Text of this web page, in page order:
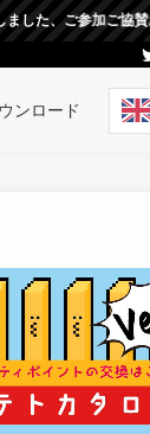
賛ありがとうござい
ンロード